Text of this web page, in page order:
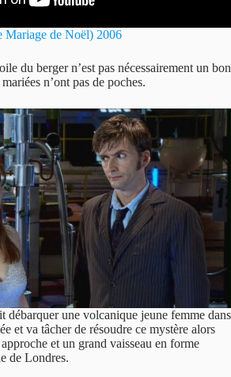
de Noël) 2006
du berger n’est pas nécessairement un bon
n’ont pas de poches.
débarquer une volcanique jeune femme dans
et va tâcher de résoudre ce mystère alors
et un grand vaisseau en forme
de Londres.